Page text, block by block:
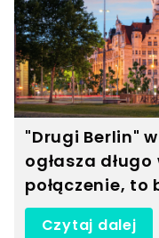
"Drugi Berlin"
ogłasza
połączenie, to
Czytaj dalej